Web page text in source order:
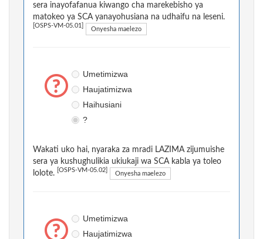
sera inayofafanua kiwango cha marekebisho ya
matokeo ya SCA yanayohusiana na udhaifu na leseni.
[OSPS-VM-05.01] Onyesha maelezo
Umetimizwa
Haujatimizwa
Haihusiani
?
Wakati uko hai, nyaraka za mradi LAZIMA zijumuishe
sera ya kushughulikia ukiukaji wa SCA kabla ya toleo
lolote.
[OSPS-VM-05.02] Onyesha maelezo
Umetimizwa
Haujatimizwa